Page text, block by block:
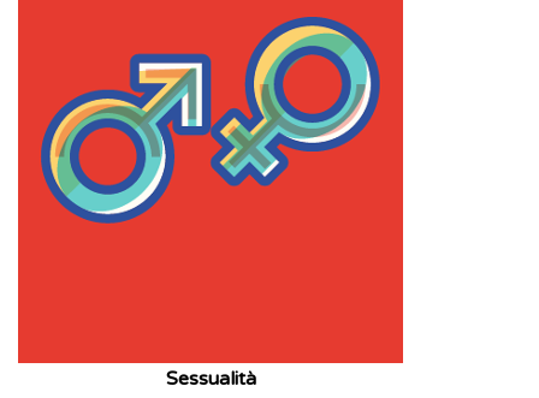
Sessualità